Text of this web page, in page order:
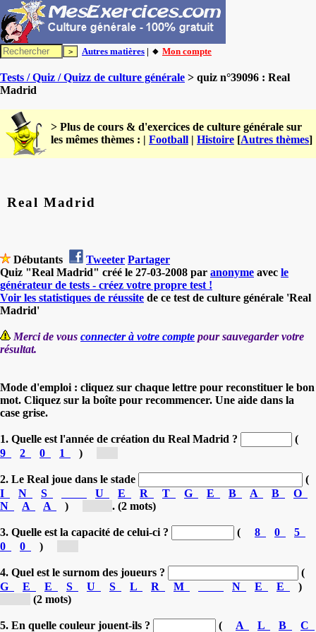
Autres matières | 🔸 Mon compte
Tests / Quiz / Quizz de culture générale > quiz n°39096 : Real
Madrid
> Plus de cours & d'exercices de culture générale sur
les mêmes thèmes : | Football | Histoire [Autres thèmes]
Real Madrid
Débutants Tweeter Partager
Quiz "Real Madrid" créé le 27-03-2008 par anonyme avec le
générateur de tests - créez votre propre test !
Voir les statistiques de réussite de ce test de culture générale 'Real
Madrid'
Merci de vous connecter à votre compte pour sauvegarder votre
résultat.
Mode d'emploi : cliquez sur chaque lettre pour reconstituer le bon
mot. Cliquez sur la boîte pour recommencer. Une aide dans la
case grise.
1. Quelle est l'année de création du Real Madrid ?
(
9
2 0 1 )
2. Le Real joue dans le stade
(
I
N S U E R T G E B A B
O
N
A A ) . (2 mots)
3. Quelle est la capacité de celui-ci ? ( 8 0
5
0
0 )
4. Quel est le surnom des joueurs ?
(
G
E E S U S L R M N E E
)
(2 mots)
5. En quelle couleur jouent-ils ? ( A L B
C